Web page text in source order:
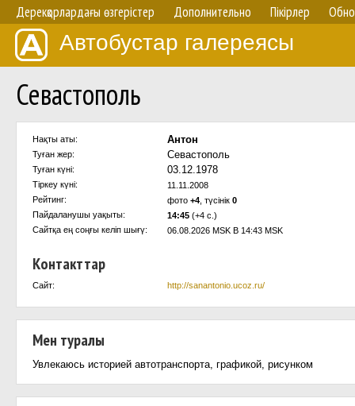
Дерекқорлардағы өзгерістер Дополнительно Пікірлер
Автобустар галереясы
Севастополь
Нақты аты: Антон
Туған жер: Севастополь
Туған күні: 03.12.1978
Тіркеу күні:
11.11.2008
Рейтинг:
фото +4 , түсінік 0
Пайдаланушы уақыты:
14:45 (+4 с.)
Сайтқа ең соңғы келіп шығү:
06.08.2026 MSK В 14:43 MSK
Контакттар
Сайт: http://sanantonio.ucoz.ru/
Мен туралы
Увлекаюсь историей автотранспорта, графикой, рисунком